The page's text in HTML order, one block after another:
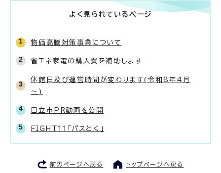
よく見られているページ
物価高騰対策事業について
省エネ家電の購入費を補助します
休館日及び運営時間が変わります(令和8年4月
～)
日立市PR動画を公開
FIGHT11「パスとく」
前のページへ戻る トップページへ戻る